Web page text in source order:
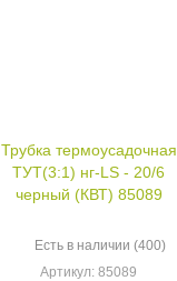
Трубка термоусадочная
ТУТ(3:1) нг-LS - 20/6
черный (КВТ) 85089
Есть в наличии (400)
Артикул: 85089